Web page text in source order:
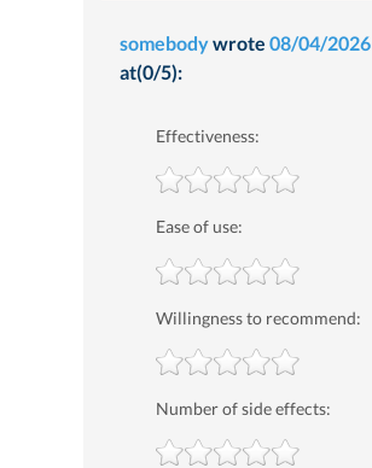
somebodywrote 08/04/2026
at(0/5):
Effectiveness:
Ease of use:
Willingness to recommend:
Number of side effects: